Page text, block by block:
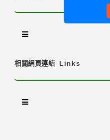
相關網頁連結 Links